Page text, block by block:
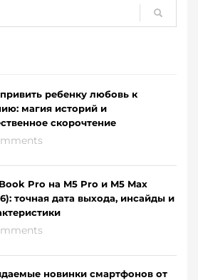
ребенку любовь к
магия историй и
скорочтение
Pro на M5 Pro и M5 Max
точная дата выхода, инсайды и
новинки смартфонов от